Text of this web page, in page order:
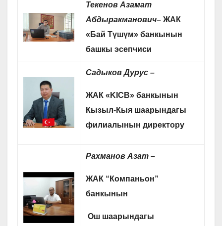
Текенов Азамат
Абдыракманович– ЖАК
« Бай Түшүм» банкынын
башкы эсепчиси
Садыков Дурус –
ЖАК «KICB» банкынын
Кызыл-Кыя шаарындагы
филиалынын директору
Рахманов Азат –
ЖАК “Компаньон”
банкынын
Ош шаарындагы